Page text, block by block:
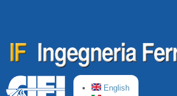
English